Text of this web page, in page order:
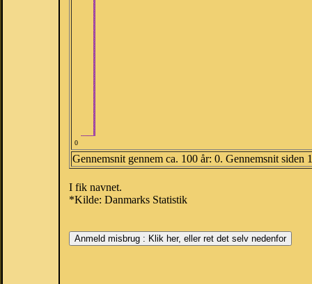
0
Gennemsnit gennem ca. 100 år: 0. Gennemsnit siden
I fik navnet.
*Kilde: Danmarks Statistik